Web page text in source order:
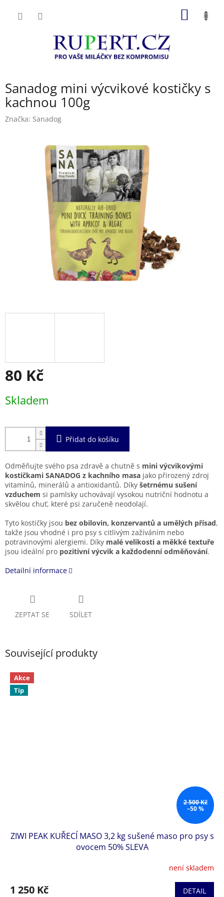
Sanadog mini výcvikové kostičky s
kachnou 100g
Značka: Sanadog
80 Kč
cena:
Skladem
Přidat do košíku
Odměňujte svého psa zdravě a chutně s mini výcvikovými
kostičkami SANADOG z kachního masa jako přirozený zdroj
vitamínů, minerálů a antioxidantů. Díky šetrnému sušení
vzduchem si pamlsky uchovávají vysokou nutriční hodnotu a
skvělou chuť, které psi zaručeně neodolají.
Tyto kostičky jsou bez obilovin, konzervantů a umělých přísad,
takže jsou vhodné i pro psy s citlivým zažíváním nebo
potravinovými alergiemi. Díky malé velikosti a měkké textuře
jsou ideální pro pozitivní výcvik a každodenní odměňování.
Detailní informace
ZEPTAT SE SDÍLET
Související produkty
Akce
Tip
2 500 Kč
–50 %
ZIWI PEAK KUŘECÍ MASO 3,2 kg sušené maso pro psy s
ovocem 50% SLEVA
není skladem
1 250 Kč DETAIL